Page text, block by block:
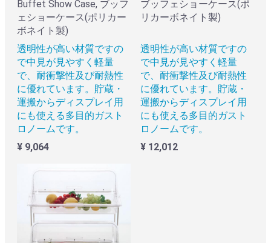
Buffet Show Case, ブッフ
ェショーケース(ポリカー
ボネイト製)
透明性が高い材質ですの
で中見が見やすく軽量
で、耐衝撃性及び耐熱性
に優れています。貯蔵・
運搬からディスプレイ用
にも使える多目的ガスト
ロノームです。
¥ 9,064
ブッフェショーケース(ポ
リカーボネイト製)
透明性が高い材質ですの
で中見が見やすく軽量
で、耐衝撃性及び耐熱性
に優れています。貯蔵・
運搬からディスプレイ用
にも使える多目的ガスト
ロノームです。
¥ 12,012